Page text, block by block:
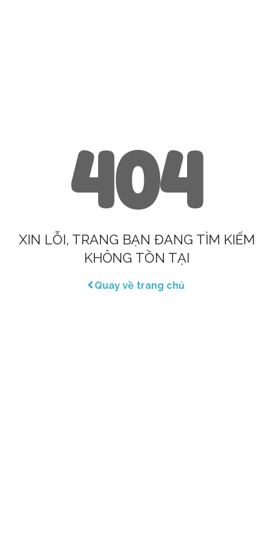
404
XIN LỖI, TRANG BẠN ĐANG TÌM KIẾM
KHÔNG TỒN TẠI
Quay về trang chủ